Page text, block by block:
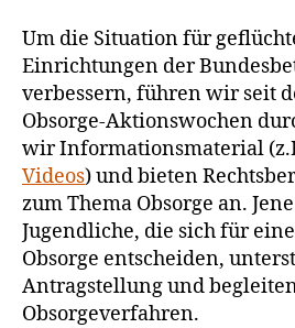
Um die Situation für
Einrichtungen der
verbessern, führen wir seit
Obsorge-Aktionswochen
wir Informationsmaterial
Videos) und bieten
zum Thema Obsorge an.
Jugendliche, die sich für
Obsorge entscheiden,
Antragstellung und
Obsorgeverfahren.